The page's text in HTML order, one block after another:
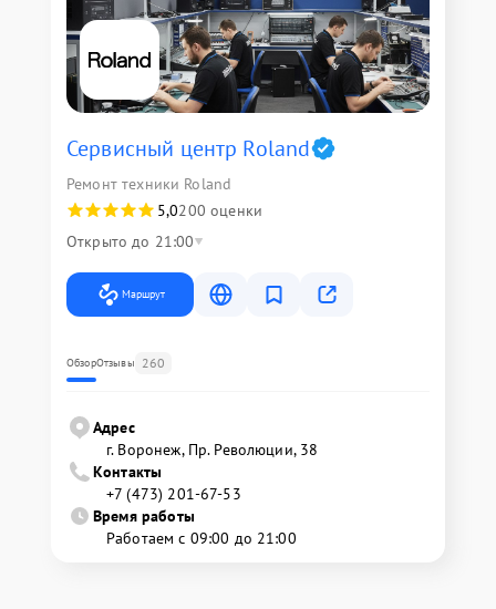
Сервисный центр Roland
Ремонт техники Roland
5,0200 оценки
Открыто до 21:00
Маршрут
ОбзорОтзывы 260
Адрес
г. Воронеж, Пр. Революции, 38
Контакты
+7 (473) 201-67-53
Время работы
Работаем с 09:00 до 21:00